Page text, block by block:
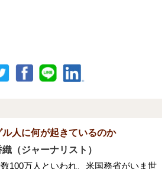
ル人に何が起きているのか
（ジャーナリスト）
100万人といわれ、米国務省がいま世